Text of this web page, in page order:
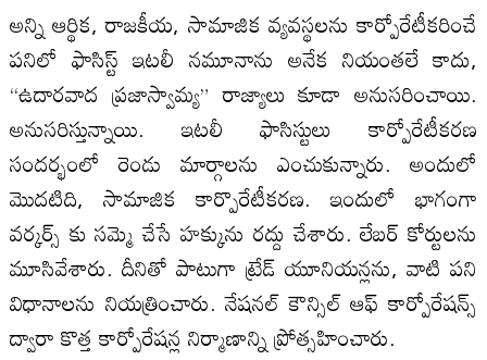
అన్ని ఆర్థిక, రాజకీయ, సామాజిక వ్యవస్థలను కార్పోరేటీకరించే
పనిలో ఫాసిస్ట్ ఇటలీ నమూనాను అనేక నియంతలే కాదు,
“ఉదారవాద ప్రజాస్వామ్య” రాజ్యాలు కూడా అనుసరించాయి.
అనుసరిస్తున్నాయి. ఇటలీ ఫాసిస్టులు కార్పోరేటీకరణ
సందర్భంలో రెండు మార్గాలను ఎంచుకున్నారు. అందులో
మొదటిది, సామాజిక కార్పొరేటీకరణ. ఇందులో భాగంగా
వర్కర్స్ కు సమ్మె చేసే హక్కును రద్దు చేశారు. లేబర్ కోర్టులను
మూసివేశారు. దీనితో పాటుగా ట్రేడ్ యూనియన్లను, వాటి పని
విధానాలను నియత్రించారు. నేషనల్ కౌన్సిల్ ఆఫ్ కార్పోరేషన్స్
ద్వారా కొత్త కార్పోరేషన్ల నిర్మాణాన్ని ప్రోత్సహించారు.